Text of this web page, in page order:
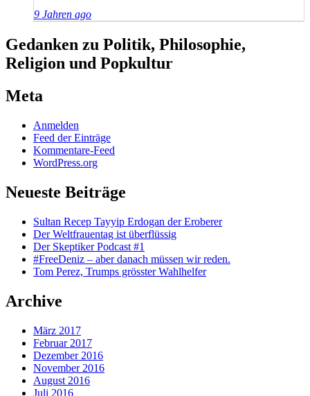
9 Jahren ago
Gedanken zu Politik, Philosophie,
Religion und Popkultur
Meta
Anmelden
Feed der Einträge
Kommentare-Feed
WordPress.org
Neueste Beiträge
Sultan Recep Tayyip Erdogan der Eroberer
Der Weltfrauentag ist überflüssig
Der Skeptiker Podcast #1
#FreeDeniz – aber danach müssen wir reden.
Tom Perez, Trumps grösster Wahlhelfer
Archive
März 2017
Februar 2017
Dezember 2016
November 2016
August 2016
Juli 2016